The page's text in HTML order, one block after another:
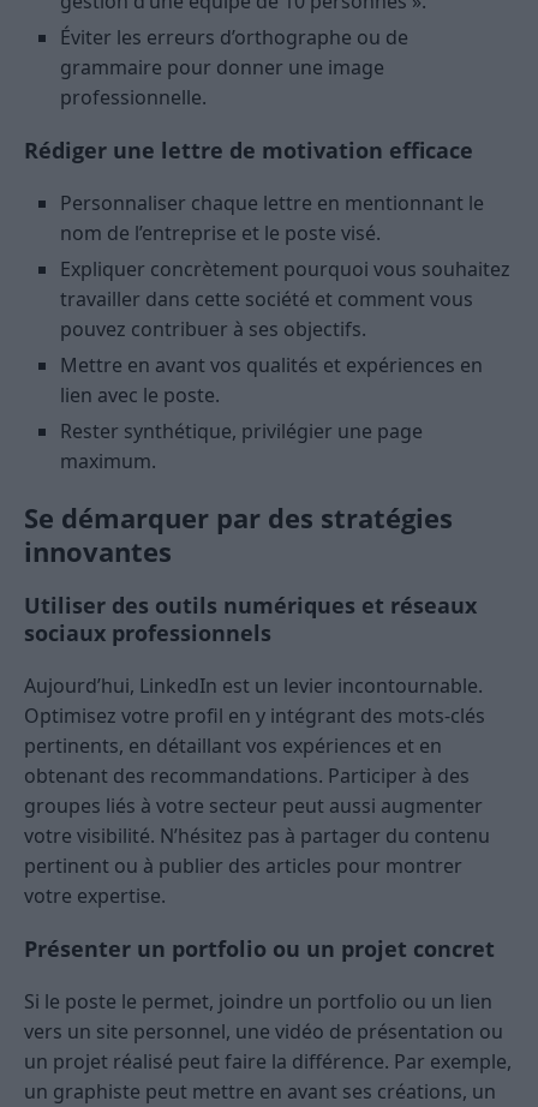
Éviter les erreurs d’orthographe ou de
grammaire pour donner une image
professionnelle.
Rédiger une lettre de motivation efficace
Personnaliser chaque lettre en mentionnant le
nom de l’entreprise et le poste visé.
Expliquer concrètement pourquoi vous souhaitez
travailler dans cette société et comment vous
pouvez contribuer à ses objectifs.
Mettre en avant vos qualités et expériences en
lien avec le poste.
Rester synthétique, privilégier une page
maximum.
Se démarquer par des stratégies
innovantes
Utiliser des outils numériques et réseaux
sociaux professionnels
Aujourd’hui, LinkedIn est un levier incontournable.
Optimisez votre profil en y intégrant des mots-clés
pertinents, en détaillant vos expériences et en
obtenant des recommandations. Participer à des
groupes liés à votre secteur peut aussi augmenter
votre visibilité. N’hésitez pas à partager du contenu
pertinent ou à publier des articles pour montrer
votre expertise.
Présenter un portfolio ou un projet concret
Si le poste le permet, joindre un portfolio ou un lien
vers un site personnel, une vidéo de présentation ou
un projet réalisé peut faire la différence. Par exemple,
un graphiste peut mettre en avant ses créations, un